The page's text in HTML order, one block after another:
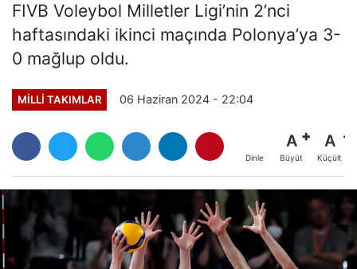
FIVB Voleybol Milletler Ligi’nin 2’nci
haftasındaki ikinci maçında Polonya’ya 3-
0 mağlup oldu.
MILLI TAKIMLAR 06 Haziran 2024 - 22:04
Dinle
A
Büyüt
A
Küçült